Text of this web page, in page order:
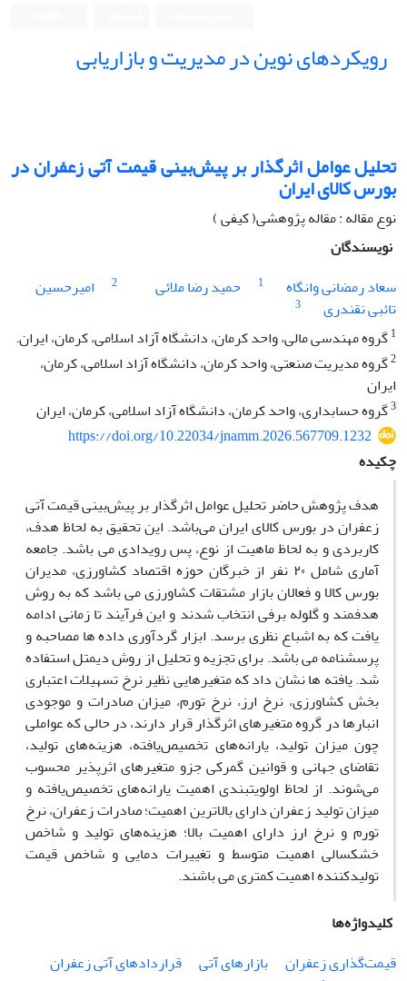
رویکردهای نوین در مدیریت و بازاریابی
تحلیل عوامل اثرگذار بر پیش‌بینی قیمت آتی زعفران در
بورس کالای ایران
نوع مقاله : مقاله پژوهشی( کیفی )
نویسندگان
سعاد رمضانی وانگاه
1 حمید رضا ملائی 2
امیرحسین
تائبی نقندری
3
1گروه مهندسی مالی، واحد کرمان، دانشگاه آزاد اسلامی، کرمان، ایران.
2گروه مدیریت صنعتی، واحد کرمان، دانشگاه آزاد اسلامی، کرمان،
ایران
3گروه حسابداری، واحد کرمان، دانشگاه آزاد اسلامی، کرمان، ایران
https://doi.org/10.22034/jnamm.2026.567709.1232
چکیده
هدف پژوهش حاضر تحلیل عوامل اثرگذار بر پیش‌بینی قیمت آتی
زعفران در بورس کالای ایران می‌باشد. این تحقیق به لحاظ هدف،
کاربردی و به لحاظ ماهیت از نوع، پس رویدادی می باشد. جامعه
آماری شامل ۲۰ نفر از خبرگان حوزه اقتصاد کشاورزی، مدیران
بورس کالا و فعالان بازار مشتقات کشاورزی می باشد که به روش
هدفمند و گلوله برفی انتخاب شدند و این فرآیند تا زمانی ادامه
یافت که به اشباع نظری برسد. ابزار گردآوری داده ها مصاحبه و
پرسشنامه می باشد. برای تجزیه و تحلیل از روش دیمتل استفاده
شد. یافته ها نشان داد که متغیرهایی نظیر نرخ تسهیلات اعتباری
بخش کشاورزی، نرخ ارز، نرخ تورم، میزان صادرات و موجودی
انبارها در گروه متغیرهای اثرگذار قرار دارند، در حالی که عواملی
چون میزان تولید، یارانه‌های تخصیص‌یافته، هزینه‌های تولید،
تقاضای جهانی و قوانین گمرکی جزو متغیرهای اثرپذیر محسوب
می‌شوند. از لحاظ اولویت‎بندی اهمیت یارانه‌های تخصیص‌یافته و
میزان تولید زعفران دارای بالاترین اهمیت؛ صادرات زعفران، نرخ
تورم و نرخ ارز دارای اهمیت بالا؛ هزینه‌های تولید و شاخص
خشکسالی اهمیت متوسط و تغییرات دمایی و شاخص قیمت
تولیدکننده اهمیت کمتری می ‎باشند.
کلیدواژه‌ها
قیمت‌گذاری زعفران
بازارهای آتی
قراردادهای آتی زعفران